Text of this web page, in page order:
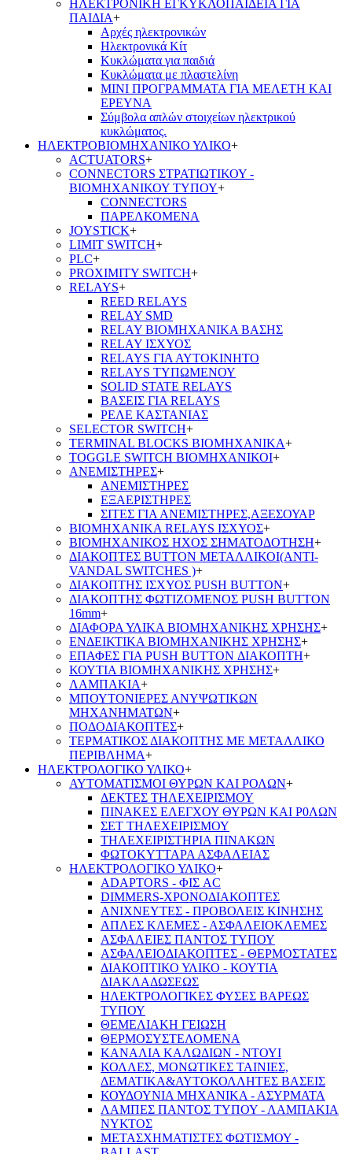
ΗΛΕΚΤΡΟΝΙΚΗ ΕΓΚΥΚΛΟΠΑΙΔΕΙΑ ΓΙΑ
ΠΑΙΔΙΑ+
Αρχές ηλεκτρονικών
Ηλεκτρονικά Κίτ
Κυκλώματα για παιδιά
Κυκλώματα με πλαστελίνη
ΜΙΝΙ ΠΡΟΓΡΑΜΜΑΤΑ ΓΙΑ ΜΕΛΕΤΗ ΚΑΙ
ΕΡΕΥΝΑ
Σύμβολα απλών στοιχείων ηλεκτρικού
κυκλώματος.
ΗΛΕΚΤΡΟΒΙΟΜΗΧΑΝΙΚΟ ΥΛΙΚΟ+
ACTUATORS+
CONNECTORS ΣΤΡΑΤΙΩΤΙΚΟΥ -
ΒΙΟΜΗΧΑΝΙΚΟΥ ΤΥΠΟΥ+
CONNECTORS
ΠΑΡΕΛΚΟΜΕΝΑ
JOYSTICK+
LIMIT SWITCH+
PLC+
PROXIMITY SWITCH+
RELAYS+
REED RELAYS
RELAY SMD
RELAY ΒΙΟΜΗΧΑΝΙΚΑ ΒΑΣΗΣ
RELAY ΙΣΧΥΟΣ
RELAYS ΓΙΑ ΑΥΤΟΚΙΝΗΤΟ
RELAYS ΤΥΠΩΜΕΝΟΥ
SOLID STATE RELAYS
ΒΑΣΕΙΣ ΓΙΑ RELAYS
ΡΕΛΕ ΚΑΣΤΑΝΙΑΣ
SELECTOR SWITCH+
TERMINAL BLOCKS ΒΙΟΜΗΧΑΝΙΚΑ+
TOGGLE SWITCH ΒΙΟΜΗΧΑΝΙΚΟΙ+
ΑΝΕΜΙΣΤΗΡΕΣ+
ΑΝΕΜΙΣΤΗΡΕΣ
ΕΞΑΕΡΙΣΤΗΡΕΣ
ΣΙΤΕΣ ΓΙΑ ΑΝΕΜΙΣΤΗΡΕΣ,ΑΞΕΣΟΥΑΡ
ΒΙΟΜΗΧΑΝΙΚΑ RELAYS ΙΣΧΥΟΣ+
ΒΙΟΜΗΧΑΝΙΚΟΣ ΗΧΟΣ ΣΗΜΑΤΟΔΟΤΗΣΗ+
ΔΙΑΚΟΠΤΕΣ BUTTON ΜΕΤΑΛΛΙΚΟΙ(ANTI-
VANDAL SWITCHES )+
ΔΙΑΚΟΠΤΗΣ ΙΣΧΥΟΣ PUSH BUTTON+
ΔΙΑΚΟΠΤΗΣ ΦΩΤΙΖΟΜΕΝΟΣ PUSH BUTTON
16mm+
ΔΙΑΦΟΡΑ ΥΛΙΚΑ ΒΙΟΜΗΧΑΝΙΚΗΣ ΧΡΗΣΗΣ+
ΕΝΔΕΙΚΤΙΚΑ ΒΙΟΜΗΧΑΝΙΚΗΣ ΧΡΗΣΗΣ+
ΕΠΑΦΕΣ ΓΙΑ PUSH BUTTON ΔΙΑΚΟΠΤΗ+
ΚΟΥΤΙΑ ΒΙΟΜΗΧΑΝΙΚΗΣ ΧΡΗΣΗΣ+
ΛΑΜΠΑΚΙΑ+
ΜΠΟΥΤΟΝΙΕΡΕΣ ΑΝΥΨΩΤΙΚΩΝ
ΜΗΧΑΝΗΜΑΤΩΝ+
ΠΟΔΟΔΙΑΚΟΠΤΕΣ+
ΤΕΡΜΑΤΙΚΟΣ ΔΙΑΚΟΠΤΗΣ ΜΕ ΜΕΤΑΛΛΙΚΟ
ΠΕΡΙΒΛΗΜΑ+
ΗΛΕΚΤΡΟΛΟΓΙΚΟ ΥΛΙΚΟ+
ΑΥΤΟΜΑΤΙΣΜΟΙ ΘΥΡΩΝ ΚΑΙ ΡΟΛΩΝ+
ΔΕΚΤΕΣ ΤΗΛΕΧΕΙΡΙΣΜΟΥ
ΠΙΝΑΚΕΣ ΕΛΕΓΧΟΥ ΘΥΡΩΝ ΚΑΙ Ρ0ΛΩΝ
ΣΕΤ ΤΗΛΕΧΕΙΡΙΣΜΟΥ
ΤΗΛΕΧΕΙΡΙΣΤΗΡΙΑ ΠΙΝΑΚΩΝ
ΦΩΤΟΚΥΤΤΑΡΑ ΑΣΦΑΛΕΙΑΣ
ΗΛΕΚΤΡΟΛΟΓΙΚΟ ΥΛΙΚΟ+
ADAPTORS - ΦΙΣ AC
DIMMERS-ΧΡΟΝΟΔΙΑΚΟΠΤΕΣ
ΑΝΙΧΝΕΥΤΕΣ - ΠΡΟΒΟΛΕΙΣ ΚΙΝΗΣΗΣ
ΑΠΛΕΣ ΚΛΕΜΕΣ - ΑΣΦΑΛΕΙΟΚΛΕΜΕΣ
ΑΣΦΑΛΕΙΕΣ ΠΑΝΤΟΣ ΤΥΠΟΥ
ΑΣΦΑΛΕΙΟΔΙΑΚΟΠΤΕΣ - ΘΕΡΜΟΣΤΑΤΕΣ
ΔΙΑΚΟΠΤΙΚΟ ΥΛΙΚΟ - ΚΟΥΤΙΑ
ΔΙΑΚΛΑΔΩΣΕΩΣ
ΗΛΕΚΤΡΟΛΟΓΙΚΕΣ ΦΥΣΕΣ ΒΑΡΕΩΣ
ΤΥΠΟΥ
ΘΕΜΕΛΙΑΚΗ ΓΕΙΩΣΗ
ΘΕΡΜΟΣΥΣΤΕΛΟΜΕΝΑ
ΚΑΝΑΛΙΑ ΚΑΛΩΔΙΩΝ - ΝΤΟΥΙ
ΚΟΛΛΕΣ, ΜΟΝΩΤΙΚΕΣ ΤΑΙΝΙΕΣ,
ΔΕΜΑΤΙΚΑ&ΑΥΤΟΚΟΛΛΗΤΕΣ ΒΑΣΕΙΣ
ΚΟΥΔΟΥΝΙΑ ΜΗΧΑΝΙΚΑ - ΑΣΥΡΜΑΤΑ
ΛΑΜΠΕΣ ΠΑΝΤΟΣ ΤΥΠΟΥ - ΛΑΜΠΑΚΙΑ
ΝΥΚΤΟΣ
ΜΕΤΑΣΧΗΜΑΤΙΣΤΕΣ ΦΩΤΙΣΜΟΥ -